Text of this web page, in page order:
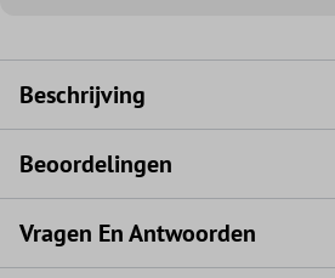
Beschrijving
Beoordelingen
Vragen En Antwoorden